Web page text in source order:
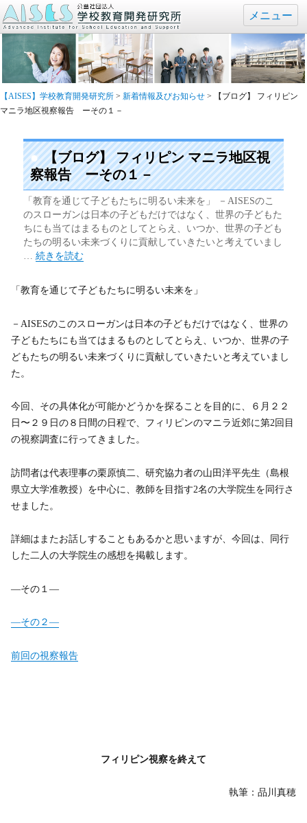
メニュー
【AISES】学校教育開発研究所 > 新着情報及びお知らせ >
【ブログ】 フィリピン
マニラ地区視察報告 ーその１－
【ブログ】 フィリピン マニラ地区視
察報告 ーその１－
「教育を通じて子どもたちに明るい未来を」 －AISESのこ
のスローガンは日本の子どもだけではなく、世界の子どもた
ちにも当てはまるものとしてとらえ、いつか、世界の子ども
たちの明るい未来づくりに貢献していきたいと考えていまし
…“【ブログ】 フィリピン マニラ地区視察報告 ーその１－” の
続きを読む
「教育を通じて子どもたちに明るい未来を」
－AISESのこのスローガンは日本の子どもだけではなく、世界の
子どもたちにも当てはまるものとしてとらえ、いつか、世界の子
どもたちの明るい未来づくりに貢献していきたいと考えていまし
た。
今回、その具体化が可能かどうかを探ることを目的に、６月２２
日〜２９日の８日間の日程で、フィリピンのマニラ近郊に第2回目
の視察調査に行ってきました。
訪問者は代表理事の栗原慎二、研究協力者の山田洋平先生（島根
県立大学准教授）を中心に、教師を目指す2名の大学院生を同行さ
せました。
詳細はまたお話しすることもあるかと思いますが、今回は、同行
した二人の大学院生の感想を掲載します。
―その１―
―その２―
前回の視察報告
フィリピン視察を終えて
執筆：品川真穂